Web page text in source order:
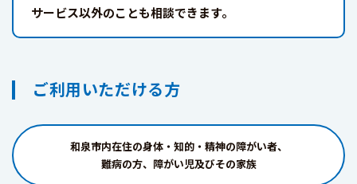
サービス以外のことも相談できます。
ご利用いただける方
和泉市内在住の身体・知的・精神の障がい者、
難病の方、障がい児及びその家族